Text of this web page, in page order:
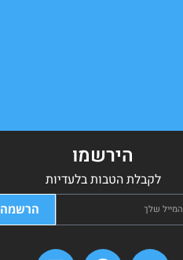
הירשמו
לקבלת הטבות בלעדיות
הרשמה